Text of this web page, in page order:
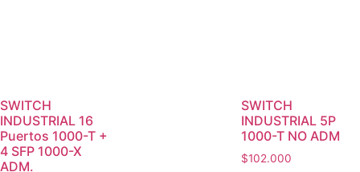
SWITCH
INDUSTRIAL 16
Puertos 1000-T +
4 SFP 1000-X
ADM.
SWITCH
INDUSTRIAL 5P
1000-T NO ADM
$102.000